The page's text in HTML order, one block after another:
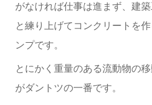
がなければ仕事は進まず、建
と練り上げてコンクリートを
ンプです。
とにかく重量のある流動物の
がダントツの一番です。